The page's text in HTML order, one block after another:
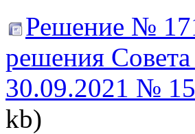
Решение №
решения Совета
30.09.2021 №
kb)